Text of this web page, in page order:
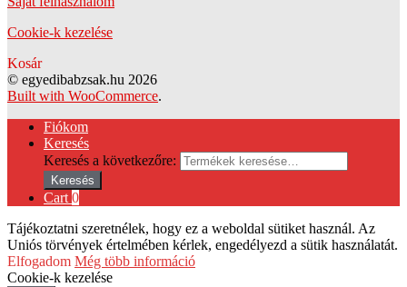
Cookie-k kezelése
Kosár
© egyedibabzsak.hu 2026
Built with WooCommerce.
Fiókom
Keresés
Keresés a következőre:
Keresés
Cart 0
Tájékoztatni szeretnélek, hogy ez a weboldal sütiket használ. Az
Uniós törvények értelmében kérlek, engedélyezd a sütik használatát.
Elfogadom Még több információ
Cookie-k kezelése